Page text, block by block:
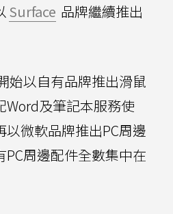
Surface 品牌繼續推出
始以自有品牌推出滑鼠
Word及筆記本服務使
微軟品牌推出PC周邊
周邊配件全數集中在